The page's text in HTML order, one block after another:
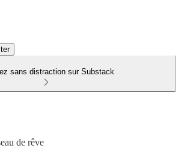
sans distraction sur Substack
de rêve